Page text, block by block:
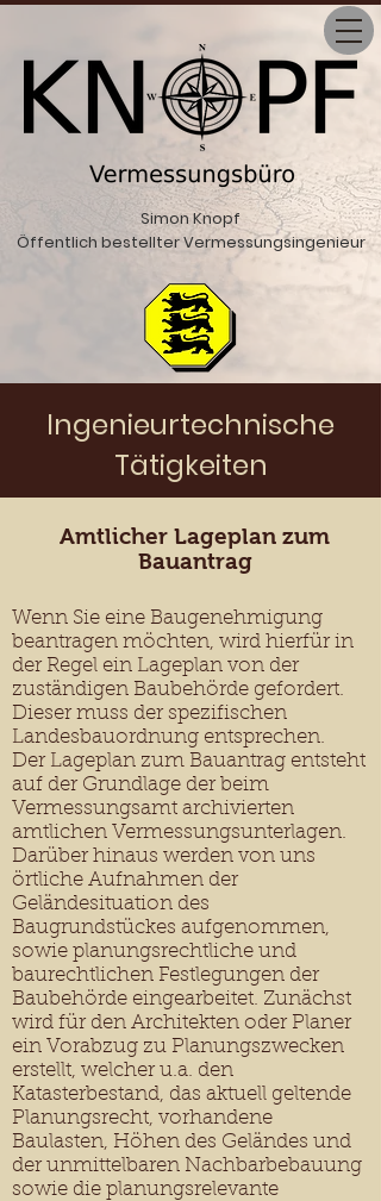
Simon Knopf
Öffentlich bestellter Vermessungsingenieur
Ingenieurtechnische
Tätigkeiten
Amtlicher Lageplan zum
Bauantrag
Wenn Sie eine Baugenehmigung
beantragen möchten, wird hierfür in
der Regel ein Lageplan von der
zuständigen Baubehörde gefordert.
Dieser muss der spezifischen
Landesbauordnung entsprechen.
Der Lageplan zum Bauantrag entsteht
auf der Grundlage der beim
Vermessungsamt archivierten
amtlichen Vermessungsunterlagen.
Darüber hinaus werden von uns
örtliche Aufnahmen der
Geländesituation des
Baugrundstückes aufgenommen,
sowie planungsrechtliche und
baurechtlichen Festlegungen der
Baubehörde eingearbeitet. Zunächst
wird für den Architekten oder Planer
ein Vorabzug zu Planungszwecken
erstellt, welcher u.a. den
Katasterbestand, das aktuell geltende
Planungsrecht, vorhandene
Baulasten, Höhen des Geländes und
der unmittelbaren Nachbarbebauung
sowie die planungsrelevante